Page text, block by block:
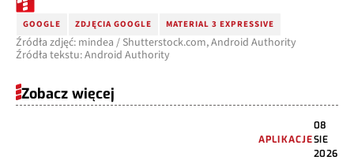
GOOGLE ZDJĘCIA GOOGLE MATERIAL 3 EXPRESSIVE
Źródła zdjęć: mindea / Shutterstock.com, Android Authority
Źródła tekstu: Android Authority
Zobacz więcej
APLIKACJE
08
SIE
2026